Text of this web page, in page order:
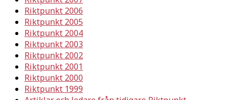
Riktpunkt 2006
Riktpunkt 2005
Riktpunkt 2004
Riktpunkt 2003
Riktpunkt 2002
Riktpunkt 2001
Riktpunkt 2000
Riktpunkt 1999